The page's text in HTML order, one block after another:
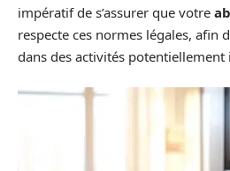
impératif de s’assurer que votre
respecte ces normes légales, afin
dans des activités potentiellement